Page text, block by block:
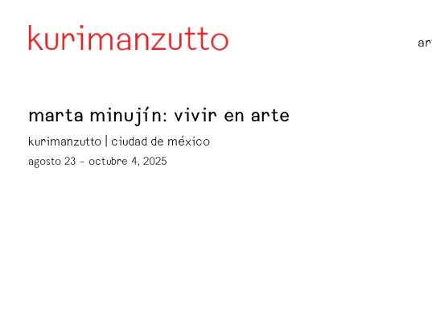
marta minujín: vivir en arte
kurimanzutto | ciudad de méxico
agosto 23 – octubre 4, 2025